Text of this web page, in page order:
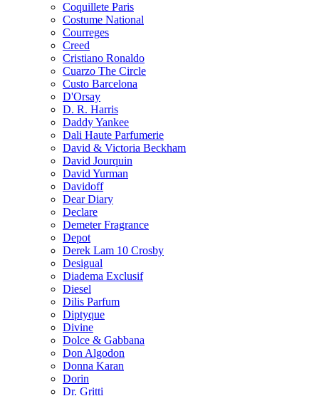
Coquillete Paris
Costume National
Courreges
Creed
Cristiano Ronaldo
Cuarzo The Circle
Custo Barcelona
D'Orsay
D. R. Harris
Daddy Yankee
Dali Haute Parfumerie
David & Victoria Beckham
David Jourquin
David Yurman
Davidoff
Dear Diary
Declare
Demeter Fragrance
Depot
Derek Lam 10 Crosby
Desigual
Diadema Exclusif
Diesel
Dilis Parfum
Diptyque
Divine
Dolce & Gabbana
Don Algodon
Donna Karan
Dorin
Dr. Gritti